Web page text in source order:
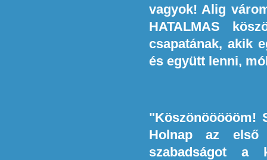
vagyok! Alig
HATALMAS
csapatának, akik
és együtt lenni,
"Köszönöööööm!
Holnap az
szabadságot a